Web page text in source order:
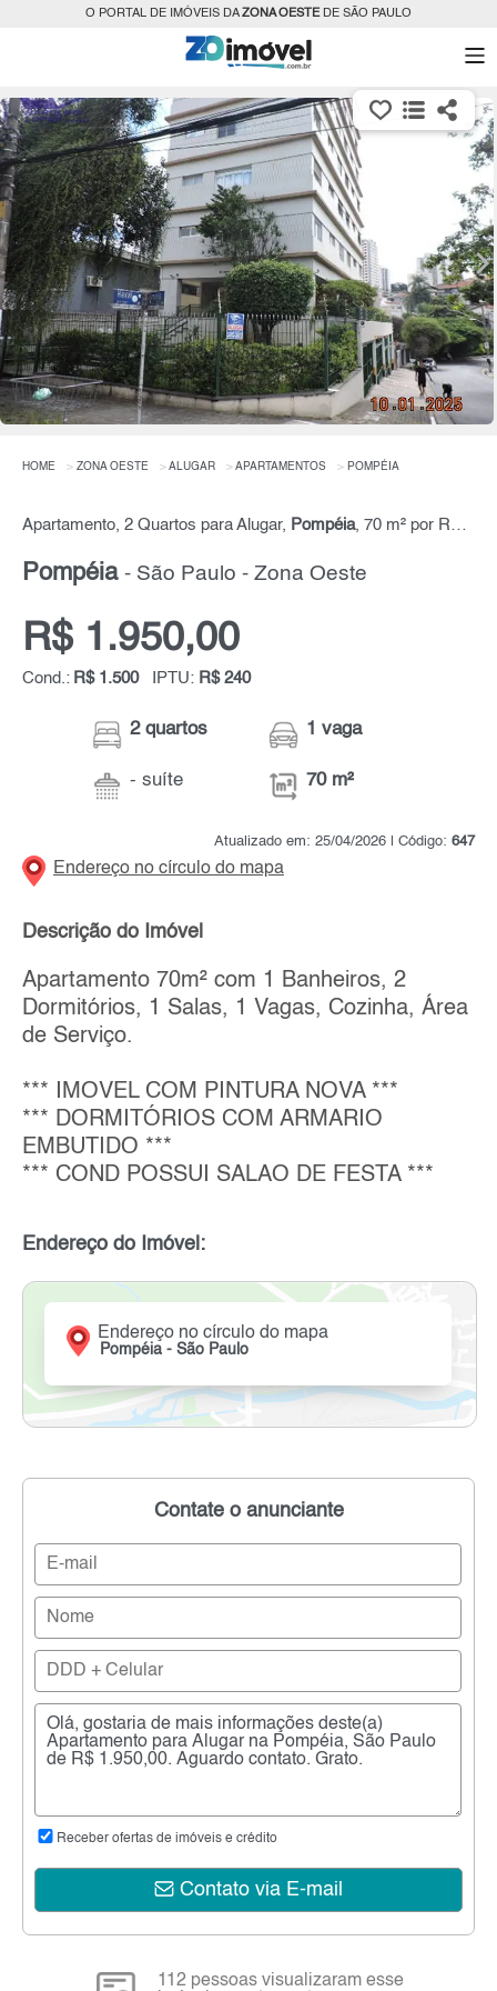
O PORTAL DE IMÓVEIS DAZONA OESTEDE SÃO PAULO
HOME ZONA OESTE ALUGAR APARTAMENTOS POMPÉIA
Apartamento, 2 Quartos para Alugar, Pompéia, 70 m² por R$ 1.950,00
Pompéia - São Paulo - Zona Oeste
R$ 1.950,00
Cond.: R$ 1.500 IPTU: R$ 240
2 quartos
- suíte
1 vaga
70 m²
Atualizado em: 25/04/2026 | Código: 647
Endereço no círculo do mapa
Descrição do Imóvel
Apartamento 70m² com 1 Banheiros, 2
Dormitórios, 1 Salas, 1 Vagas, Cozinha, Área
de Serviço.
*** IMOVEL COM PINTURA NOVA ***
*** DORMITÓRIOS COM ARMARIO
EMBUTIDO ***
*** COND POSSUI SALAO DE FESTA ***
Endereço do Imóvel:
Endereço no círculo do mapa
Pompéia - São Paulo
Contate o anunciante
Receber ofertas de imóveis e crédito
Contato via E-mail
112 pessoas visualizaram esse